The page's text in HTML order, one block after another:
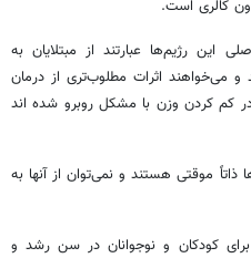
کالری است.
این رژیم‌ها عبارتند از مبتلایان به
می‌خواهند اثرات مطلوب‌تری از درمان
کم کردن وزن با مشکل روبرو شدهاند
موقتی هستند و نمی‌توان از آنها به
برای کودکان و نوجوانان در سن رشد و